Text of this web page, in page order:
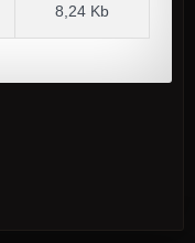
8,24 Kb